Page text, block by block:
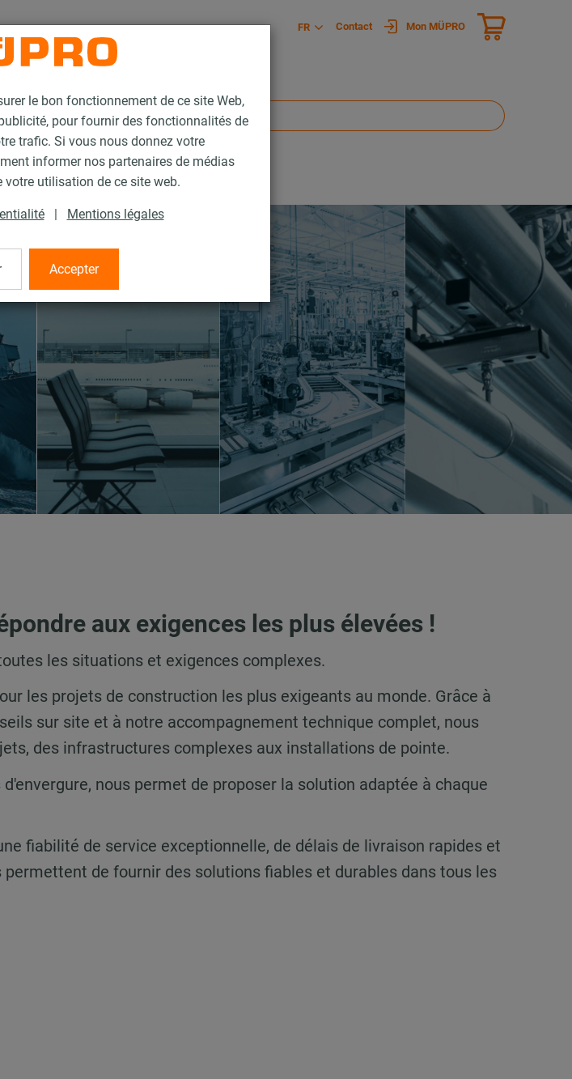
le bon fonctionnement de ce site Web,
pour fournir des fonctionnalités de
trafic. Si vous nous donnez votre
informer nos partenaires de médias
utilisation de ce site web.
| Mentions légales
Accepter
FR Contact Mon MÜPRO
aux exigences les plus élevées !
les situations et exigences complexes.
les projets de construction les plus exigeants au monde. Grâce à
sur site et à notre accompagnement technique complet, nous
des infrastructures complexes aux installations de pointe.
nous permet de proposer la solution adaptée à chaque
fiabilité de service exceptionnelle, de délais de livraison rapides et
de fournir des solutions fiables et durables dans tous les